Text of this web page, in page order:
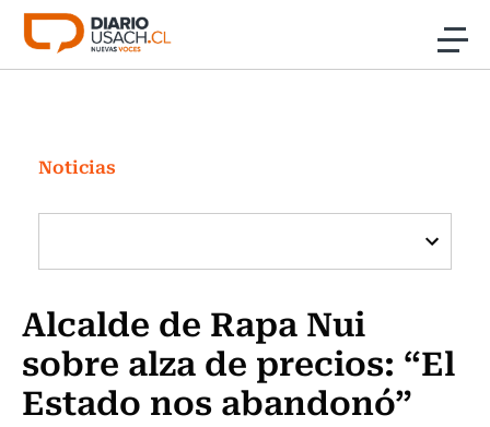
Click acá para ir directamente al contenido
Investigación
Cultura
Programas Radio y TV Usach
Noticias
Alcalde de Rapa Nui
sobre alza de precios: “El
Estado nos abandonó”